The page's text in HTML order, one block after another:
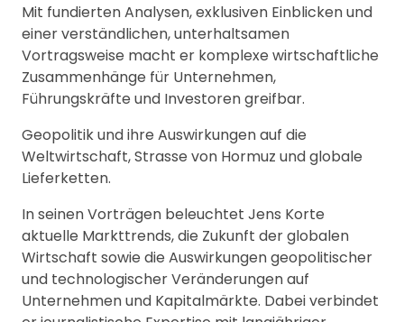
Mit fundierten Analysen, exklusiven Einblicken und
einer verständlichen, unterhaltsamen
Vortragsweise macht er komplexe wirtschaftliche
Zusammenhänge für Unternehmen,
Führungskräfte und Investoren greifbar.
Geopolitik und ihre Auswirkungen auf die
Weltwirtschaft, Strasse von Hormuz und globale
Lieferketten.
In seinen Vorträgen beleuchtet Jens Korte
aktuelle Markttrends, die Zukunft der globalen
Wirtschaft sowie die Auswirkungen geopolitischer
und technologischer Veränderungen auf
Unternehmen und Kapitalmärkte. Dabei verbindet